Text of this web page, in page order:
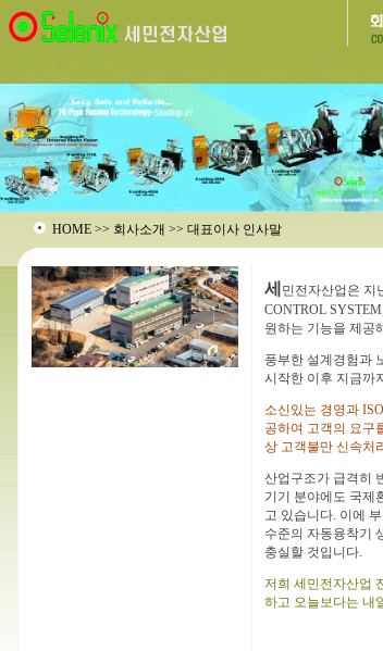
HOME >> 회사소개 >> 대표이사 인사말
세 민전자산업은 지
CONTROL
원하는 기능을 제공
풍부한 설계경험과
시작한 이후 지금까
소신있는 경영과
공하여 고객의 요구
상 고객불만 신속처
산업구조가 급격히
기기 분야에도 국제
고 있습니다. 이에
수준의 자동융착기
충실할 것입니다.
저희 세민전자산업
하고 오늘보다는 내